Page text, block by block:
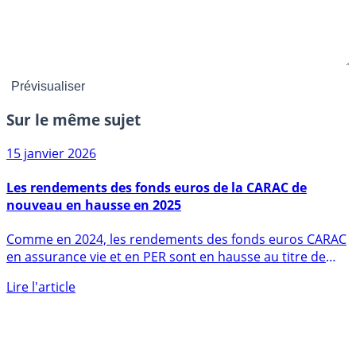
Sur le même sujet
15 janvier 2026
nouveau en hausse en 2025
en assurance vie et en PER sont en hausse au titre de